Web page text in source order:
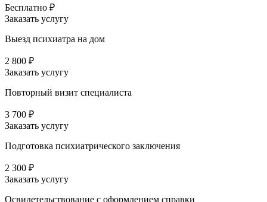
Бесплатно ₽
Заказать услугу
Выезд психиатра на дом
2 800 ₽
Заказать услугу
Повторный визит специалиста
3 700 ₽
Заказать услугу
Подготовка психиатрического заключения
2 300 ₽
Заказать услугу
Освидетельствование с оформлением справки